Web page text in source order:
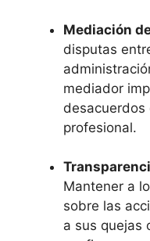
Mediación
disputas
mediador
desacuerdos
profesional.
Mantener a
sobre las
a sus quejas